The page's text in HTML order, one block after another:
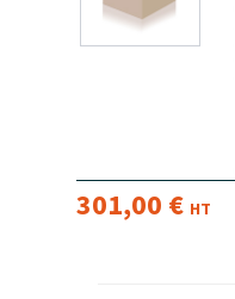
301,00 € HT